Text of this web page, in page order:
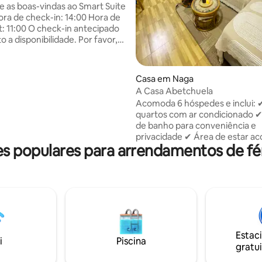
de 5 em 5 estrelas, 4avaliações
Wi-Fi
as boas-vindas ao Smart Suite
in antecipado
a disponibilidade. Por favor,
-SM Naga City -
Casa em Naga
A Casa Abetchuela
Acomoda 6 hóspedes e inclui:
quartos com ar condicionado ✔
de banho para conveniência e
privacidade ✔ Área de estar
✔ Cozinha totalmente
refeições caseiras ✔ Wi-Fi
restaurantes e bens essenciais
do Spring Valley Resort 🚤 A 10
de carro do Camsur
Complex ✈️ A 15 minutos de
populares para arrendamentos de
Piscina